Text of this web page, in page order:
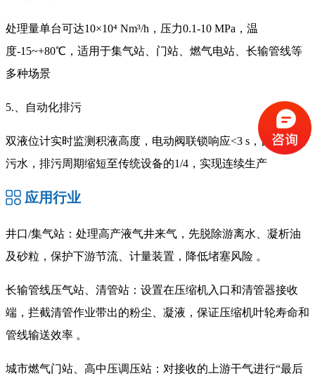
处理量单台可达10×10⁴ Nm³/h，压力0.1-10 MPa，温
度-15~+80℃，适用于集气站、门站、燃气电站、长输管线等
多种场景
5.、自动化排污
双液位计实时监测积液高度，电动阀联锁响应<3 s，自动排放
污水，排污周期缩短至传统设备的1/4，实现连续生产
应用行业
井口/集气站：处理高产液气井来气，先脱除游离水、凝析油
及砂粒，保护下游节流、计量装置，降低堵塞风险 。
长输管线压气站、清管站：设置在压缩机入口和清管器接收
端，拦截清管作业带出的粉尘、凝液，保证压缩机叶轮寿命和
管线输送效率 。
城市燃气门站、高中压调压站：对接收的上游干气进行“最后